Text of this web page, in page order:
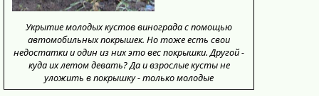
Укрытие молодых кустов винограда с помощью
автомобильных покрышек. Но тоже есть свои
недостатки и один из них это вес покрышки. Другой -
куда их летом девать? Да и взрослые кусты не
уложить в покрышку - только молодые